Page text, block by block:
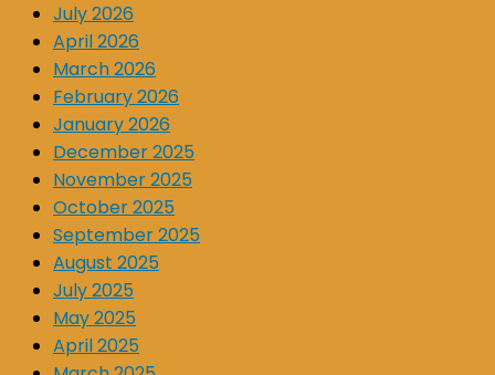
July 2026
April 2026
March 2026
February 2026
January 2026
December 2025
November 2025
October 2025
September 2025
August 2025
July 2025
May 2025
April 2025